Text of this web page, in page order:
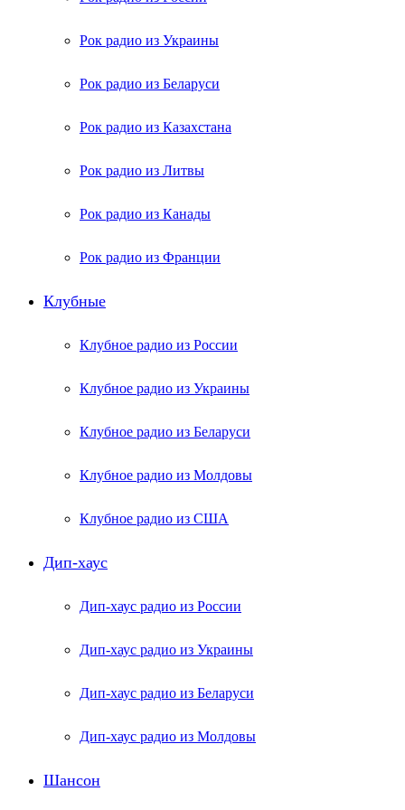
Рок радио из Украины
Рок радио из Беларуси
Рок радио из Казахстана
Рок радио из Литвы
Рок радио из Канады
Рок радио из Франции
Клубные
Клубное радио из России
Клубное радио из Украины
Клубное радио из Беларуси
Клубное радио из Молдовы
Клубное радио из США
Дип-хаус
Дип-хаус радио из России
Дип-хаус радио из Украины
Дип-хаус радио из Беларуси
Дип-хаус радио из Молдовы
Шансон